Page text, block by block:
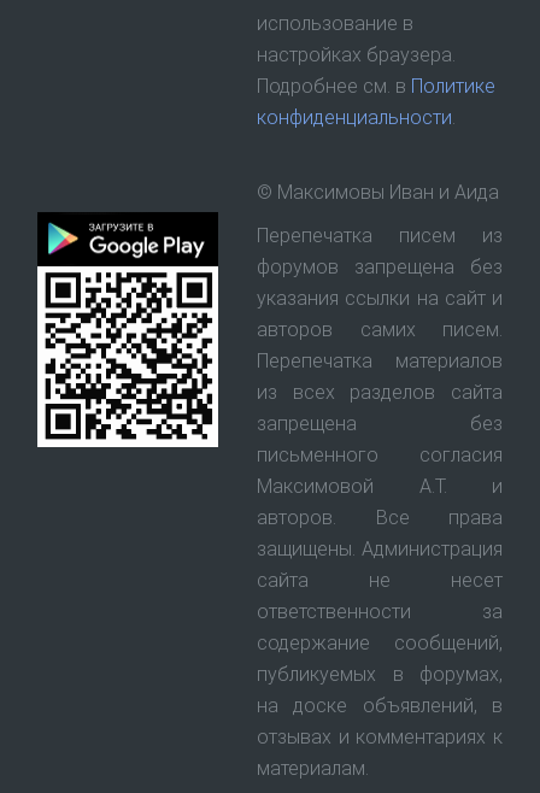
использование в
настройках браузера.
Подробнее см. в Политике
конфиденциальности.
© Максимовы Иван и Аида
Перепечатка писем из
форумов запрещена без
указания ссылки на сайт и
авторов самих писем.
Перепечатка материалов
из всех разделов сайта
запрещена без
письменного согласия
Максимовой А.Т. и
авторов. Все права
защищены. Администрация
сайта не несет
ответственности за
содержание сообщений,
публикуемых в форумах,
на доске объявлений, в
отзывах и комментариях к
материалам.